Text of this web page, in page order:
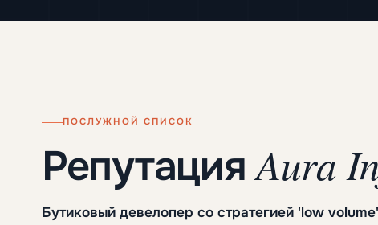
ПОСЛУЖНОЙ СПИСОК
РепутацияAura
Бутиковый девелопер со стратегией 'low volume'